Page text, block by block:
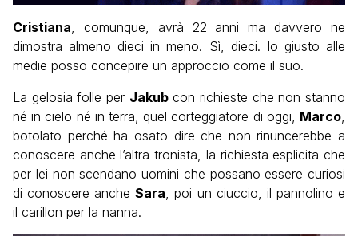
Cristiana , comunque, avrà 22 anni ma davvero ne
dimostra almeno dieci in meno. Sì, dieci. Io giusto alle
medie posso concepire un approccio come il suo.
La gelosia folle per Jakubcon richieste che non stanno
né in cielo né in terra, quel corteggiatore di oggi, Marco
botolato perché ha osato dire che non rinuncerebbe a
conoscere anche l’altra tronista, la richiesta esplicita che
per lei non scendano uomini che possano essere curiosi
di conoscere ancheSara , poi un ciuccio, il pannolino e
il carillon per la nanna.